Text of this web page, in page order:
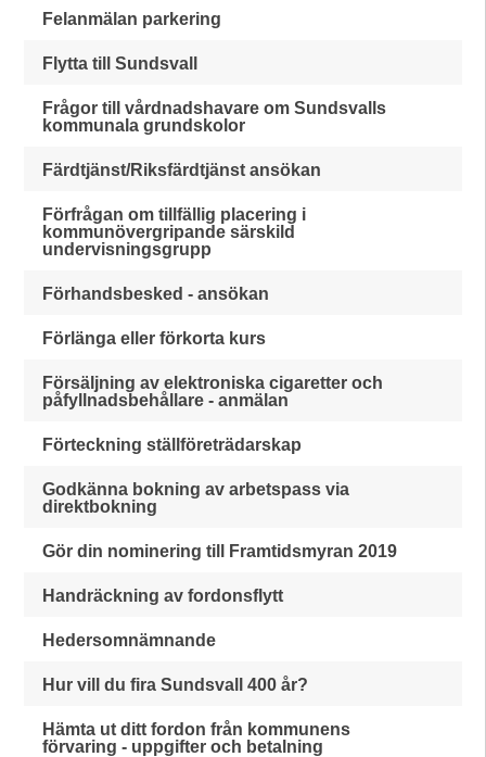
Felanmälan parkering
Flytta till Sundsvall
Frågor till vårdnadshavare om Sundsvalls
kommunala grundskolor
Färdtjänst/Riksfärdtjänst ansökan
Förfrågan om tillfällig placering i
kommunövergripande särskild
undervisningsgrupp
Förhandsbesked - ansökan
Förlänga eller förkorta kurs
Försäljning av elektroniska cigaretter och
påfyllnadsbehållare - anmälan
Förteckning ställföreträdarskap
Godkänna bokning av arbetspass via
direktbokning
Gör din nominering till Framtidsmyran 2019
Handräckning av fordonsflytt
Hedersomnämnande
Hur vill du fira Sundsvall 400 år?
Hämta ut ditt fordon från kommunens
förvaring - uppgifter och betalning